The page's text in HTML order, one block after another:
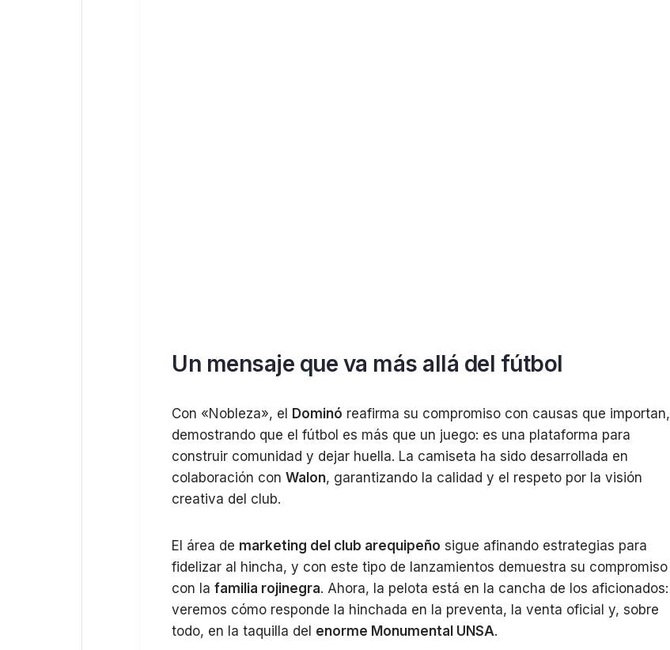
Un mensaje que va más allá del fútbol
Con «Nobleza», el Dominó reafirma su compromiso con causas que importan,
demostrando que el fútbol es más que un juego: es una plataforma para
construir comunidad y dejar huella. La camiseta ha sido desarrollada en
colaboración con Walon, garantizando la calidad y el respeto por la visión
creativa del club.
El área de marketing del club arequipeño sigue afinando estrategias para
fidelizar al hincha, y con este tipo de lanzamientos demuestra su compromiso
con la familia rojinegra. Ahora, la pelota está en la cancha de los aficionados:
veremos cómo responde la hinchada en la preventa, la venta oficial y, sobre
todo, en la taquilla del enorme Monumental UNSA.